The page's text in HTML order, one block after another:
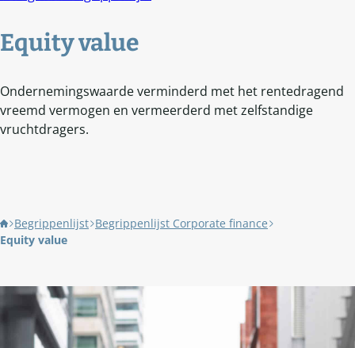
Equity value
Ondernemingswaarde verminderd met het rentedragend
vreemd vermogen en vermeerderd met zelfstandige
vruchtdragers.
Begrippenlijst Begrippenlijst Corporate finance
Equity value